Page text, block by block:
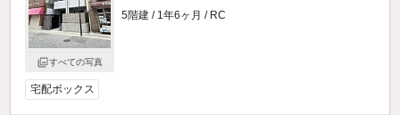
すべての写真
5階建 / 1年6ヶ月 / RC
宅配ボックス